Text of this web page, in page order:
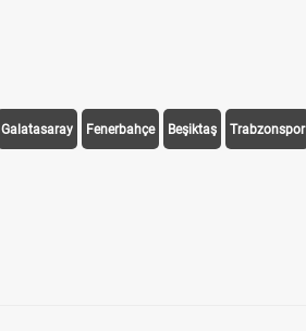
Galatasaray Fenerbahçe Beşiktaş Trabzonspor